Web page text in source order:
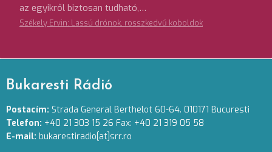
az egyikről biztosan tudható,…
Székely Ervin: Lassú drónok, rosszkedvű koboldok
Bukaresti Rádió
Postacím: Strada General Berthelot 60-64. 010171 Bucuresti
Telefon: +40 21 303 15 26 Fax: +40 21 319 05 58
E-mail: bukarestiradio[at]srr.ro